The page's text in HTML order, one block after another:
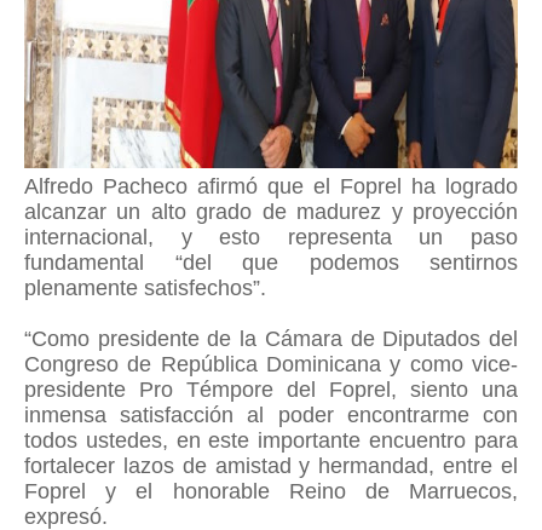
Alfredo Pacheco afirmó que el Foprel ha logrado
alcanzar un alto grado de madurez y proyección
internacional, y esto representa un paso
fundamental “del que podemos sentirnos
plenamente satisfechos”.
“Como presidente de la Cámara de Diputados del
Congreso de República Dominicana y como vice-
presidente Pro Témpore del Foprel, siento una
inmensa satisfacción al poder encontrarme con
todos ustedes, en este importante encuentro para
fortalecer lazos de amistad y hermandad, entre el
Foprel y el honorable Reino de Marruecos,
expresó.